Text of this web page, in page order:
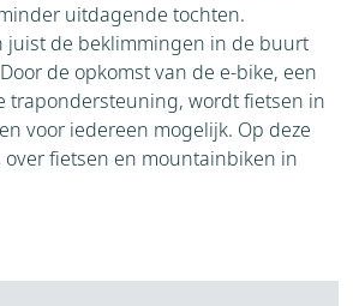
uitdagende tochten.
juist de beklimmingen in de buurt
de opkomst van de e-bike, een
trapondersteuning, wordt fietsen in
voor iedereen mogelijk. Op deze
fietsen en mountainbiken in